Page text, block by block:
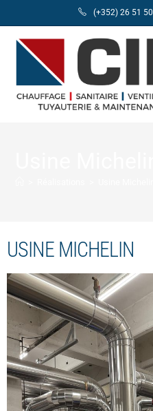
(+352) 26 51 50
USINE MICHELIN